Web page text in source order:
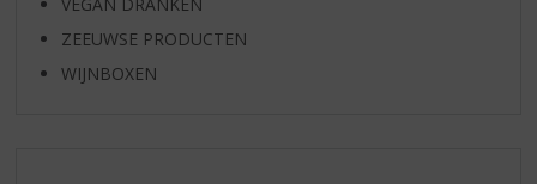
VEGAN DRANKEN
ZEEUWSE PRODUCTEN
WIJNBOXEN